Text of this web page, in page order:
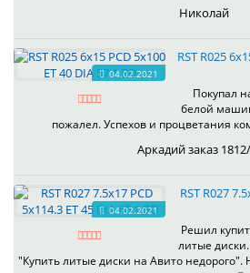
Николай
04.02.2021
RST R025
Покупал
белой
пожалел. Успехов и процветания
Аркадий заказ
04.02.2021
RST R027
Решил
литые
"Купить литые диски на Авито недорого".